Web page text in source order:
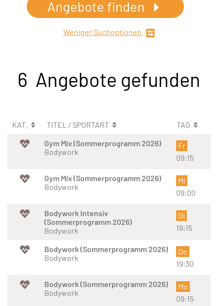
Angebote finden
Weniger Suchoptionen
6 Angebote gefunden
KAT. TITEL / SPORTART
TAG
Gym Mix (Sommerprogramm 2026)
Bodywork
Fr
09:15
Gym Mix (Sommerprogramm 2026)
Bodywork
Mi
09:00
Bodywork Intensiv
(Sommerprogramm 2026)
Bodywork
Di
19:15
Bodywork (Sommerprogramm 2026)
Bodywork
Do
19:30
Bodywork (Sommerprogramm 2026)
Bodywork
Mo
09:15